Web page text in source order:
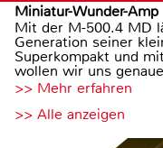
Miniatur-Wunder-Amp
Mit der M-500.4 MD
Generation seiner
Superkompakt und
wollen wir uns
>> Mehr erfahren
>> Alle anzeigen